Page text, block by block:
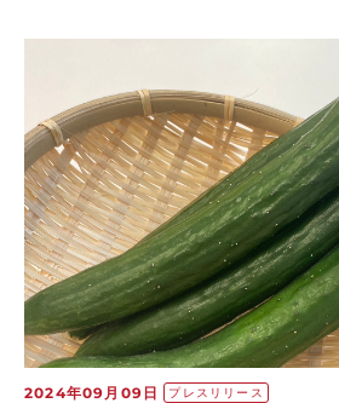
2024年09月09日 プレスリリース